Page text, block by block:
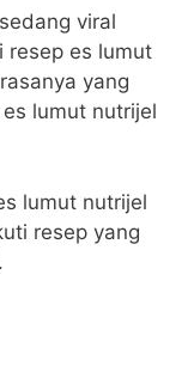
viral
resep es lumut
yang
lumut nutrijel
lumut nutrijel
resep yang